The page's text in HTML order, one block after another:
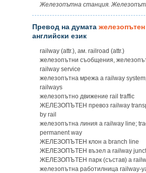
Железопътна станция.
Превод на думата железопътен
английски език
railway (attr.), ам. railroad (attr.)
железопътни съобщения,
railway service
железопътна мрежа a railway
railways
железопътно движение rail traffic
ЖЕЛЕЗОПЪТЕН превоз railway
by rail
железопътна линия a railway line;
permanent way
ЖЕЛЕЗОПЪТЕН клон a branch line
ЖЕЛЕЗОПЪТЕН възел a railway
ЖЕЛЕЗОПЪТЕН парк (състав) a
железопътна работилница railway-